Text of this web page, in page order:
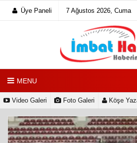
Üye Paneli 7 Ağustos 2026, Cuma
MENU
Video Galeri Foto Galeri Köşe